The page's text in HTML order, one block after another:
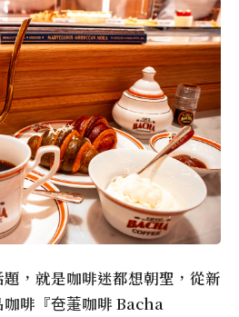
，就是咖啡迷都想朝聖，從新
啡『夿萐咖啡 Bacha